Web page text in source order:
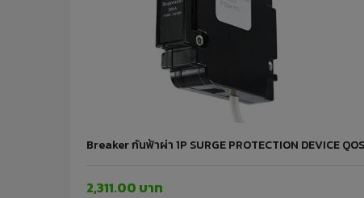
Breaker กันฟ้าผ่า 1P SURGE PROTECTION DEVICE
2,311.00 บาท